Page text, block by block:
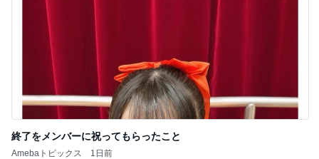
終了をメンバーに祝ってもらったこと
Amebaトピックス 1日前